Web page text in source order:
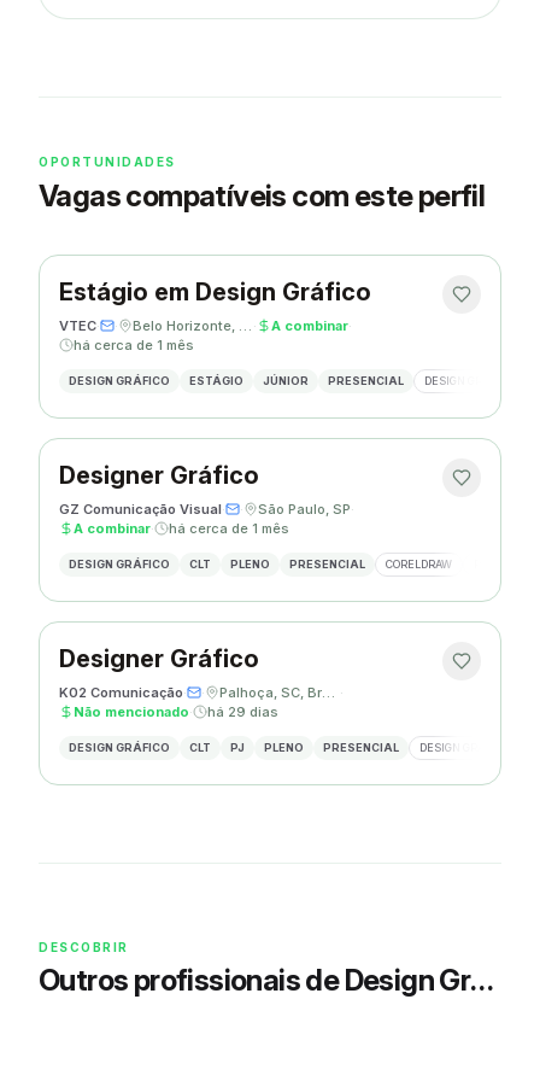
OPORTUNIDADES
Vagas compatíveis com este perfil
Estágio em Design Gráfico
VTEC· · · A combinar·
há cerca de 1 mês
DESIGN GRÁFICO ESTÁGIO JÚNIOR PRESENCIAL DESIGN GRÁFICO
Designer Gráfico
GZ Comunicação Visual· · São Paulo, SP·
A combinar· há cerca de 1 mês
DESIGN GRÁFICO CLT PLENO PRESENCIAL CORELDRAW
Designer Gráfico
K02 Comunicação· ·
·
Não mencionado· há 29 dias
DESIGN GRÁFICO CLT PJ PLENO PRESENCIAL DESIGN GRÁFICO
DESCOBRIR
Outros profissionais de Design Gráfico